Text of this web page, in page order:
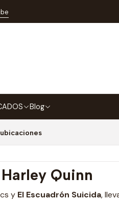
Blog
The Suicide Squad 1111
Funko Pop
de favoritos
Quinn
y El Escuadrón Suicida,